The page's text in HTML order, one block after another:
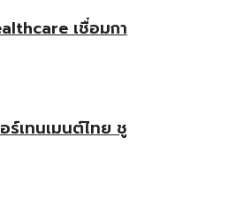
เชื่อมกา
ร์เทนเมนต์ไทย ชู